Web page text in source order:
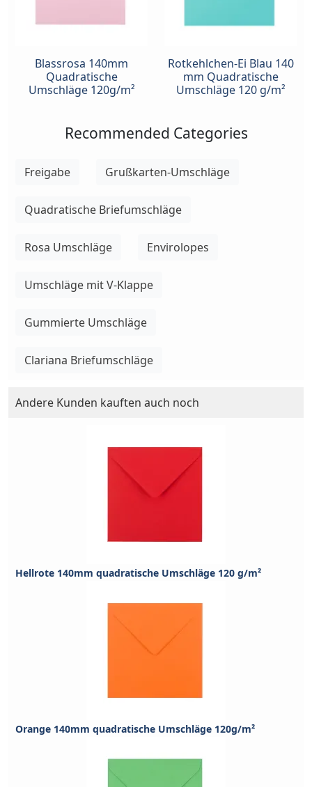
Blassrosa 140mm
Quadratische
Umschläge 120g/m²
Rotkehlchen-Ei Blau 140
mm Quadratische
Umschläge 120 g/m²
Recommended Categories
Freigabe Grußkarten-Umschläge
Quadratische Briefumschläge
Rosa Umschläge Envirolopes
Umschläge mit V-Klappe
Gummierte Umschläge
Clariana Briefumschläge
Andere Kunden kauften auch noch
Hellrote 140mm quadratische Umschläge 120 g/m²
Orange 140mm quadratische Umschläge 120g/m²